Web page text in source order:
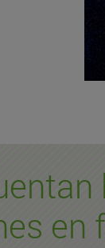
en